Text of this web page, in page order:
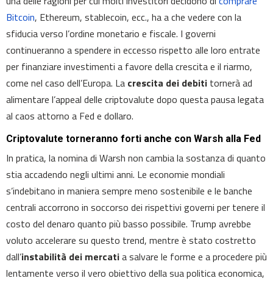
Bitcoin, Ethereum, stablecoin, ecc., ha a che vedere con la
sfiducia verso l’ordine monetario e fiscale. I governi
continueranno a spendere in eccesso rispetto alle loro entrate
per finanziare investimenti a favore della crescita e il riarmo,
come nel caso dell’Europa. La crescita dei debiti tornerà ad
alimentare l’appeal delle criptovalute dopo questa pausa legata
al caos attorno a Fed e dollaro.
Criptovalute torneranno forti anche con Warsh alla Fed
In pratica, la nomina di Warsh non cambia la sostanza di quanto
stia accadendo negli ultimi anni. Le economie mondiali
s’indebitano in maniera sempre meno sostenibile e le banche
centrali accorrono in soccorso dei rispettivi governi per tenere il
costo del denaro quanto più basso possibile. Trump avrebbe
voluto accelerare su questo trend, mentre è stato costretto
dall’instabilità dei mercatia salvare le forme e a procedere più
lentamente verso il vero obiettivo della sua politica economica,